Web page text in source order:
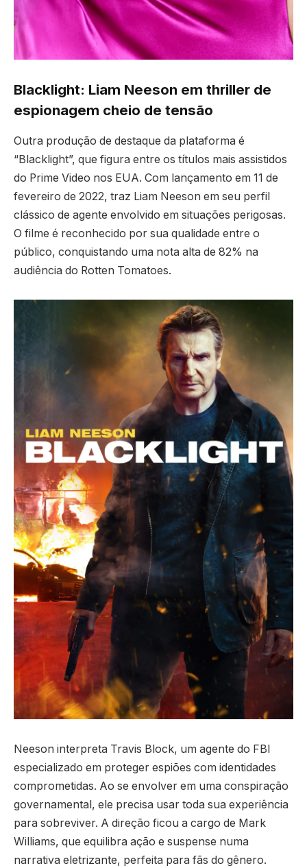
Blacklight: Liam Neeson em thriller de
espionagem cheio de tensão
Outra produção de destaque da plataforma é
“Blacklight”, que figura entre os títulos mais assistidos
do Prime Video nos EUA. Com lançamento em 11 de
fevereiro de 2022, traz Liam Neeson em seu perfil
clássico de agente envolvido em situações perigosas.
O filme é reconhecido por sua qualidade entre o
público, conquistando uma nota alta de 82% na
audiência do Rotten Tomatoes.
Neeson interpreta Travis Block, um agente do FBI
especializado em proteger espiões com identidades
comprometidas. Ao se envolver em uma conspiração
governamental, ele precisa usar toda sua experiência
para sobreviver. A direção ficou a cargo de Mark
Williams, que equilibra ação e suspense numa
narrativa eletrizante, perfeita para fãs do gênero.